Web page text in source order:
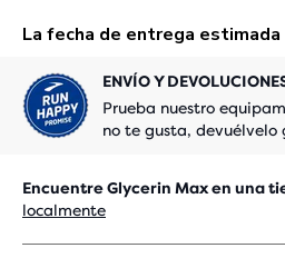
ENVÍO Y
Prueba nuestro
no te gusta, devuélvelo
Encuentre Glycerin Max en una
localmente